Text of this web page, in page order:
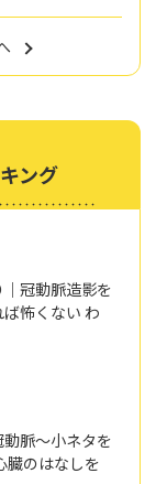
ング
冠動脈造影を
怖くない わ
脈～小ネタを
臓のはなしを